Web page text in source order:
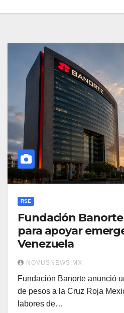
RSE
Fundación
para apoyar
Venezuela
NOVUSNEWS.MX
Fundación Banorte anunció
de pesos a la Cruz Roja
labores de…